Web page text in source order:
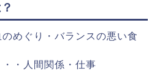
めぐり・バランスの悪い食
・人間関係・仕事